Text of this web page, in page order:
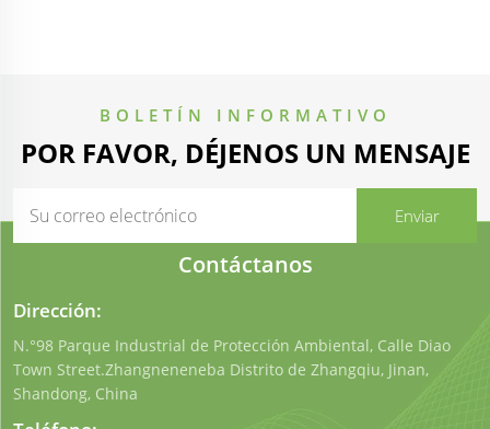
BOLETÍN INFORMATIVO
POR FAVOR, DÉJENOS UN MENSAJE
Contáctanos
Dirección:
N.°98 Parque Industrial de Protección Ambiental, Calle Diao
Town Street.Zhangneneneba Distrito de Zhangqiu, Jinan,
Shandong, China